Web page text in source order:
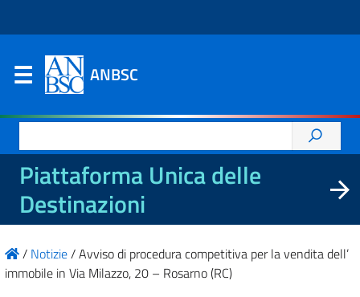
ANBSC
per:
Piattaforma Unica delle
Destinazioni
/ Notizie/Avviso di procedura competitiva per la vendita dell’
immobile in Via Milazzo, 20 – Rosarno (RC)